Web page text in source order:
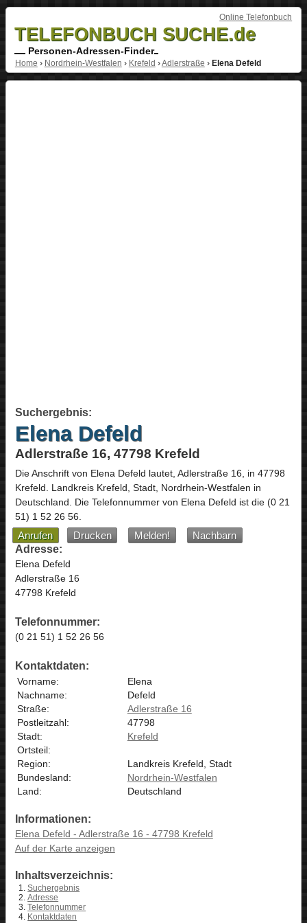
Online Telefonbuch
TELEFONBUCH SUCHE.de
Personen-Adressen-Finder
Home › Nordrhein-Westfalen › Krefeld ›Adlerstraße › Elena Defeld
Suchergebnis:
Elena Defeld
Adlerstraße 16, 47798 Krefeld
Die Anschrift von Elena Defeld lautet, Adlerstraße 16, in 47798
Krefeld. Landkreis Krefeld, Stadt, Nordrhein-Westfalen in
Deutschland. Die Telefonnummer von Elena Defeld ist die (0 21
51) 1 52 26 56.
Anrufen Drucken Melden!
Nachbarn
Adresse:
Elena Defeld
Adlerstraße 16
47798 Krefeld
Telefonnummer:
(0 21 51) 1 52 26 56
Kontaktdaten:
Vorname:
Elena
Nachname:
Defeld
Straße:
Adlerstraße 16
Postleitzahl:
47798
Stadt:
Krefeld
Ortsteil:
Region:
Landkreis Krefeld, Stadt
Bundesland:
Nordrhein-Westfalen
Land:
Deutschland
Informationen:
Elena Defeld - Adlerstraße 16 - 47798 Krefeld
Auf der Karte anzeigen
Inhaltsverzeichnis:
Suchergebnis
Adresse
Telefonnummer
Kontaktdaten